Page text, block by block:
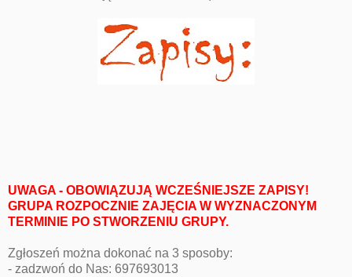
UWAGA - OBOWIĄZUJĄ WCZEŚNIEJSZE ZAPISY!
GRUPA ROZPOCZNIE ZAJĘCIA W WYZNACZONYM
TERMINIE PO STWORZENIU GRUPY.
Zgłoszeń można dokonać na 3 sposoby:
- zadzwoń do Nas: 697693013